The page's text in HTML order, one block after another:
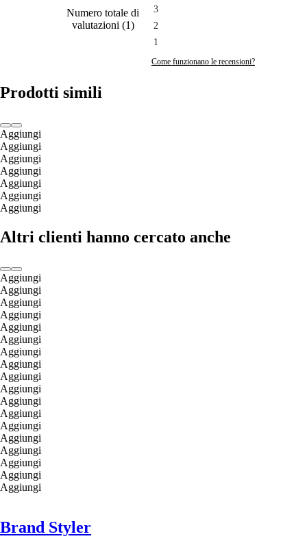
Numero totale di
valutazioni (1)
3
2
1
Come funzionano le recensioni?
Prodotti simili
Aggiungi
Aggiungi
Aggiungi
Aggiungi
Aggiungi
Aggiungi
Aggiungi
Altri clienti hanno cercato anche
Aggiungi
Aggiungi
Aggiungi
Aggiungi
Aggiungi
Aggiungi
Aggiungi
Aggiungi
Aggiungi
Aggiungi
Aggiungi
Aggiungi
Aggiungi
Aggiungi
Aggiungi
Aggiungi
Aggiungi
Aggiungi
Brand Styler